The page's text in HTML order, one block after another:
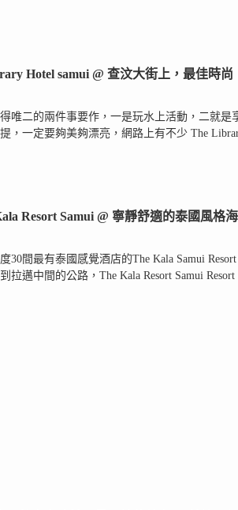
Hotel samui @ 查汶大街上，最佳時尚
唯二的兩件事要作，一是玩水上活動，二就是
，一定要夠美夠漂亮，網路上有不少 The
Resort Samui @ 寧靜舒適的泰國風格海
30間最有泰國感覺酒店的The Kala Samui Resort
拉邁中間的公路，The Kala Resort Samui Resort